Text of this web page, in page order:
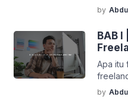
karya
dan
book
untuk
masuk
by
BAB
Apa itu
mana
bukan
by